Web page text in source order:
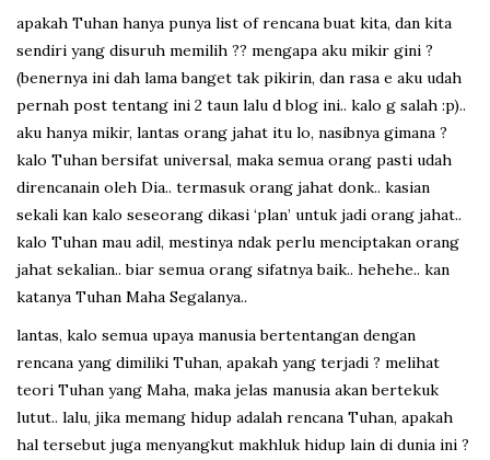
apakah Tuhan hanya punya list of rencana buat kita, dan kita
sendiri yang disuruh memilih ?? mengapa aku mikir gini ?
(benernya ini dah lama banget tak pikirin, dan rasa e aku udah
pernah post tentang ini 2 taun lalu d blog ini.. kalo g salah :p)..
aku hanya mikir, lantas orang jahat itu lo, nasibnya gimana ?
kalo Tuhan bersifat universal, maka semua orang pasti udah
direncanain oleh Dia.. termasuk orang jahat donk.. kasian
sekali kan kalo seseorang dikasi ‘plan’ untuk jadi orang jahat..
kalo Tuhan mau adil, mestinya ndak perlu menciptakan orang
jahat sekalian.. biar semua orang sifatnya baik.. hehehe.. kan
katanya Tuhan Maha Segalanya..
lantas, kalo semua upaya manusia bertentangan dengan
rencana yang dimiliki Tuhan, apakah yang terjadi ? melihat
teori Tuhan yang Maha, maka jelas manusia akan bertekuk
lutut.. lalu, jika memang hidup adalah rencana Tuhan, apakah
hal tersebut juga menyangkut makhluk hidup lain di dunia ini ?